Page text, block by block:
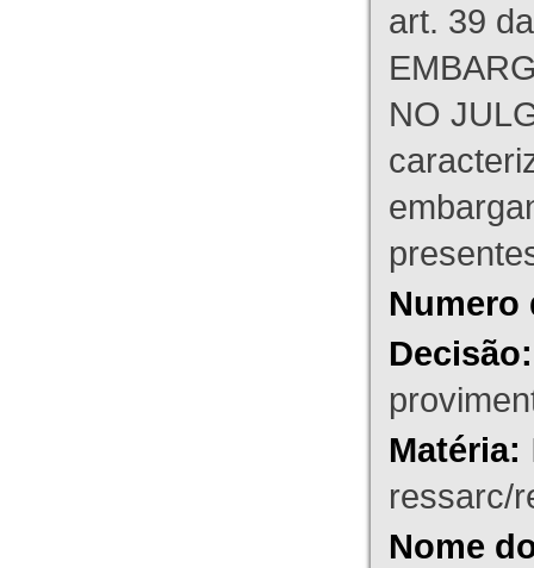
art. 39
NO
Numero
Decisão:
Matéria:
ressarc/
Nome